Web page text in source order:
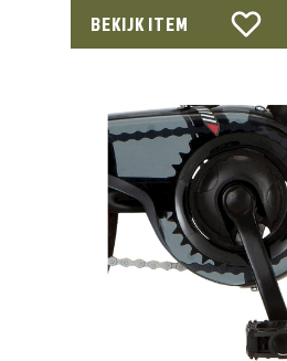
BEKIJK ITEM